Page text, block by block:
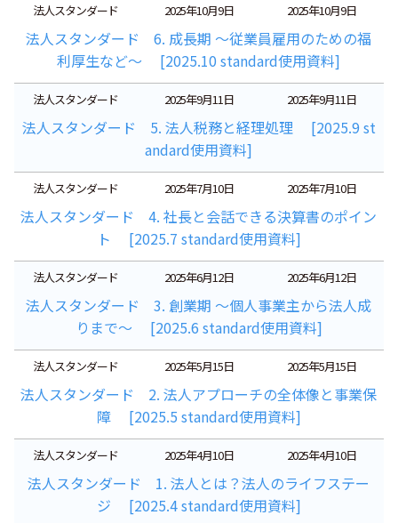
法人スタンダード 2025年10月9日 2025年10月9日
法人スタンダード 6. 成長期 ～従業員雇用のための福
利厚生など～ [2025.10 standard使用資料]
法人スタンダード 2025年9月11日 2025年9月11日
法人スタンダード 5. 法人税務と経理処理 [2025.9 st
andard使用資料]
法人スタンダード 2025年7月10日 2025年7月10日
法人スタンダード 4. 社長と会話できる決算書のポイン
ト [2025.7 standard使用資料]
法人スタンダード 2025年6月12日 2025年6月12日
法人スタンダード 3. 創業期 ～個人事業主から法人成
りまで～ [2025.6 standard使用資料]
法人スタンダード 2025年5月15日 2025年5月15日
法人スタンダード 2. 法人アプローチの全体像と事業保
障 [2025.5 standard使用資料]
法人スタンダード 2025年4月10日 2025年4月10日
法人スタンダード 1. 法人とは？法人のライフステー
ジ [2025.4 standard使用資料]